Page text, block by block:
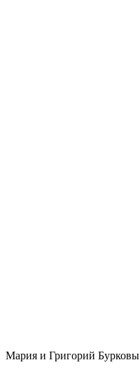
Мария и Григорий Бурковы